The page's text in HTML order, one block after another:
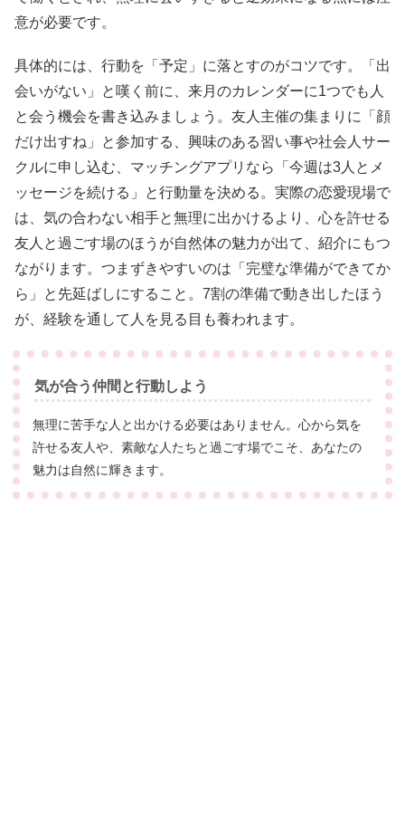
意が必要です。
具体的には、行動を「予定」に落とすのがコツです。「出
会いがない」と嘆く前に、来月のカレンダーに1つでも人
と会う機会を書き込みましょう。友人主催の集まりに「顔
だけ出すね」と参加する、興味のある習い事や社会人サー
クルに申し込む、マッチングアプリなら「今週は3人とメ
ッセージを続ける」と行動量を決める。実際の恋愛現場で
は、気の合わない相手と無理に出かけるより、心を許せる
友人と過ごす場のほうが自然体の魅力が出て、紹介にもつ
ながります。つまずきやすいのは「完璧な準備ができてか
ら」と先延ばしにすること。7割の準備で動き出したほう
が、経験を通して人を見る目も養われます。
気が合う仲間と行動しよう
無理に苦手な人と出かける必要はありません。心から気を
許せる友人や、素敵な人たちと過ごす場でこそ、あなたの
魅力は自然に輝きます。